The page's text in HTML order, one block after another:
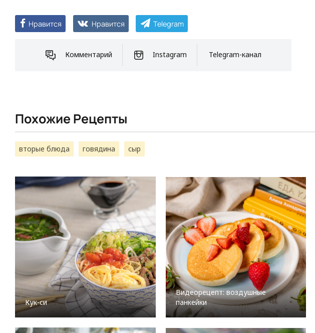
Нравится Нравится Telegram
Комментарий Instagram Telegram-канал
Похожие Рецепты
вторые блюда говядина сыр
Кук-си
Видеорецепт: воздушные
панкейки